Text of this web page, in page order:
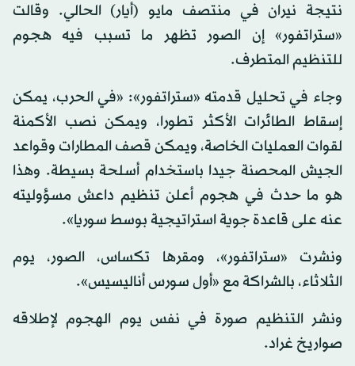
نتيجة نيران في منتصف مايو (أيار) الحالي. وقالت
«ستراتفور» إن الصور تظهر ما تسبب فيه هجوم
للتنظيم المتطرف.
وجاء في تحليل قدمته «ستراتفور»: «في الحرب، يمكن
إسقاط الطائرات الأكثر تطورا، ويمكن نصب الأكمنة
لقوات العمليات الخاصة، ويمكن قصف المطارات وقواعد
الجيش المحصنة جيدا باستخدام أسلحة بسيطة. وهذا
هو ما حدث في هجوم أعلن تنظيم داعش مسؤوليته
عنه على قاعدة جوية استراتيجية بوسط سوريا».
ونشرت «ستراتفور»، ومقرها تكساس، الصور، يوم
الثلاثاء، بالشراكة مع «أول سورس أناليسيس».
ونشر التنظيم صورة في نفس يوم الهجوم لإطلاقه
صواريخ غراد.